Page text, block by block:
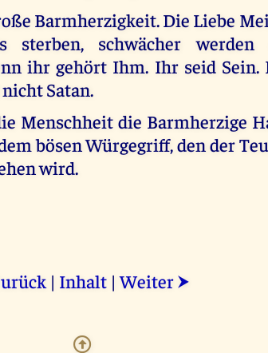
Barmherzigkeit. Die Liebe
schwächer werden
ihr gehört Ihm. Ihr seid Sein.
Satan.
Menschheit die Barmherzige
bösen Würgegriff, den der
wird.
| Inhalt |Weiter ⮞